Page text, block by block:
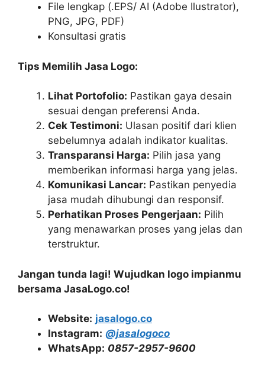
File lengkap (.EPS/ AI (Adobe Ilustrator),
PNG, JPG, PDF)
Konsultasi gratis
Tips Memilih Jasa Logo:
Lihat Portofolio: Pastikan gaya desain
sesuai dengan preferensi Anda.
Cek Testimoni: Ulasan positif dari klien
sebelumnya adalah indikator kualitas.
Transparansi Harga: Pilih jasa yang
memberikan informasi harga yang jelas.
Komunikasi Lancar: Pastikan penyedia
jasa mudah dihubungi dan responsif.
Perhatikan Proses Pengerjaan: Pilih
yang menawarkan proses yang jelas dan
terstruktur.
Jangan tunda lagi! Wujudkan logo impianmu
bersama JasaLogo.co!
Website: jasalogo.co
Instagram: @jasalogoco
WhatsApp: 0857-2957-9600